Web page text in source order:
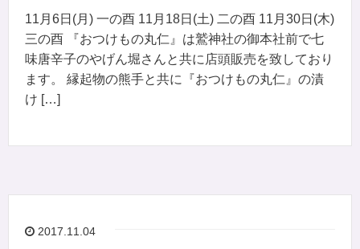
11月6日(月) 一の酉 11月18日(土) 二の酉 11月30日(木)
三の酉 『おつけもの丸仁』は鷲神社の御本社前で七
味唐辛子のやげん堀さんと共に店頭販売を致しており
ます。 縁起物の熊手と共に『おつけもの丸仁』の漬
け […]
2017.11.04